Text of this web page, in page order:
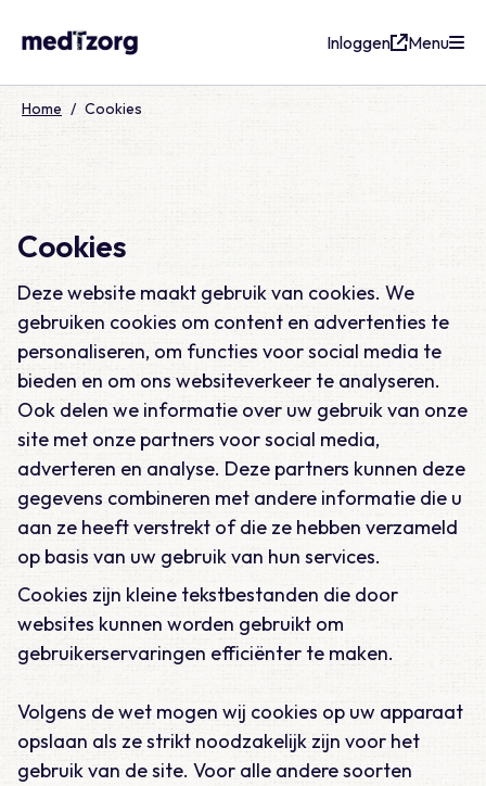
Inloggen Menu
Home / Cookies
Cookies
Deze website maakt gebruik van cookies. We
gebruiken cookies om content en advertenties te
personaliseren, om functies voor social media te
bieden en om ons websiteverkeer te analyseren.
Ook delen we informatie over uw gebruik van onze
site met onze partners voor social media,
adverteren en analyse. Deze partners kunnen deze
gegevens combineren met andere informatie die u
aan ze heeft verstrekt of die ze hebben verzameld
op basis van uw gebruik van hun services.
Cookies zijn kleine tekstbestanden die door
websites kunnen worden gebruikt om
gebruikerservaringen efficiënter te maken.
Volgens de wet mogen wij cookies op uw apparaat
opslaan als ze strikt noodzakelijk zijn voor het
gebruik van de site. Voor alle andere soorten